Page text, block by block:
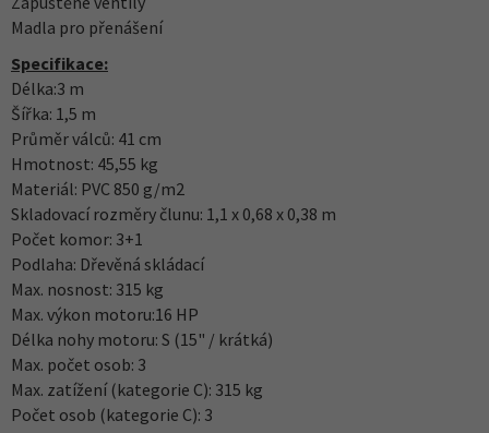
Madla pro přenášení
Specifikace:
Délka:3 m
Šířka: 1,5 m
Průměr válců: 41 cm
Hmotnost: 45,55 kg
Materiál: PVC 850 g/m2
Skladovací rozměry člunu: 1,1 x 0,68 x 0,38 m
Počet komor: 3+1
Podlaha: Dřevěná skládací
Max. nosnost: 315 kg
Max. výkon motoru:16 HP
Délka nohy motoru: S (15" / krátká)
Max. počet osob: 3
Max. zatížení (kategorie C): 315 kg
Počet osob (kategorie C): 3